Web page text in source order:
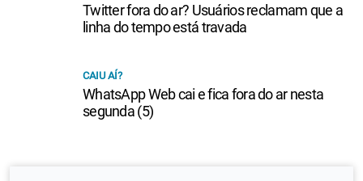
Twitter fora do ar? Usuários reclamam que a
linha do tempo está travada
CAIU AÍ?
WhatsApp Web cai e fica fora do ar nesta
segunda (5)